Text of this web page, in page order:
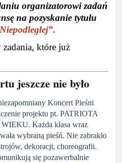
organizatorowi zadań
na pozyskanie tytułu
które już
jeszcze nie było
Koncert Pieśni
projektu pt. PATRIOTA
Każda klasa wraz
wybraną pieśń. Nie zabrakło
dekoracji, choreografii.
się pozawerbalnie